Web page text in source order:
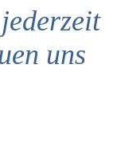
uns